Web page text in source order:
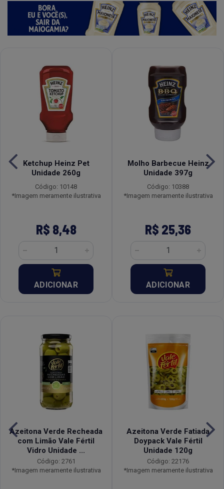
Ketchup Heinz Pet
Unidade 260g
Código: 10148
*Imagem meramente ilustrativa
R$ 8,48
ADICIONAR
Molho Barbecue Heinz
Unidade 397g
Código: 10388
*Imagem meramente ilustrativa
R$ 25,36
ADICIONAR
Azeitona Verde Recheada
com Limão Vale Fértil
Vidro Unidade ...
Código: 2761
*Imagem meramente ilustrativa
Azeitona Verde Fatiada
Doypack Vale Fértil
Unidade 120g
Código: 22176
*Imagem meramente ilustrativa